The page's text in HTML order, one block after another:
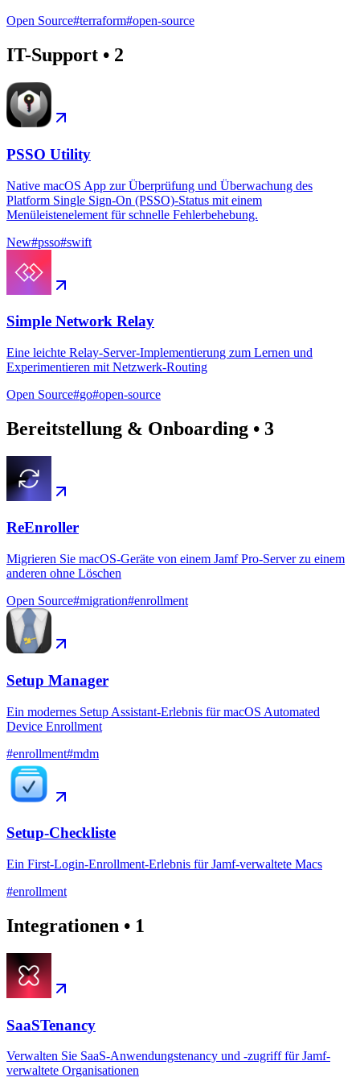
Open Source#terraform#open-source
IT-Support • 2
PSSO Utility
Native macOS App zur Überprüfung und Überwachung des
Platform Single Sign-On (PSSO)-Status mit einem
Menüleistenelement für schnelle Fehlerbehebung.
New#psso#swift
Simple Network Relay
Eine leichte Relay-Server-Implementierung zum Lernen und
Experimentieren mit Netzwerk-Routing
Open Source#go#open-source
Bereitstellung & Onboarding • 3
ReEnroller
Migrieren Sie macOS-Geräte von einem Jamf Pro-Server zu einem
anderen ohne Löschen
Open Source#migration#enrollment
Setup Manager
Ein modernes Setup Assistant-Erlebnis für macOS Automated
Device Enrollment
#enrollment#mdm
Setup-Checkliste
Ein First-Login-Enrollment-Erlebnis für Jamf-verwaltete Macs
#enrollment
Integrationen • 1
SaaSTenancy
Verwalten Sie SaaS-Anwendungstenancy und -zugriff für Jamf-
verwaltete Organisationen